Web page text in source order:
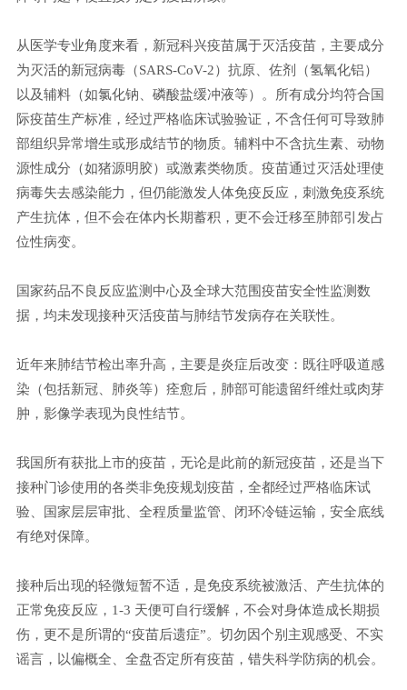
从医学专业角度来看，新冠科兴疫苗属于灭活疫苗，主要成分
为灭活的新冠病毒（SARS-CoV-2）抗原‌、‌佐剂（氢氧化铝）‌
以及‌辅料（如氯化钠、磷酸盐缓冲液等）‌。所有成分均符合国
际疫苗生产标准，经过严格临床试验验证，不含任何可导致肺
部组织异常增生或形成结节的物质。辅料中不含抗生素、动物
源性成分（如猪源明胶）或激素类物质。疫苗通过灭活处理使
病毒失去感染能力，但仍能激发人体免疫反应，刺激免疫系统
产生抗体，但不会在体内长期蓄积，更不会迁移至肺部引发占
位性病变。
国家药品不良反应监测中心及全球大范围疫苗安全性监测数
据，均未发现接种灭活疫苗与肺结节发病存在关联性。
近年来肺结节检出率升高，主要是炎症后改变：既往呼吸道感
染（包括新冠、肺炎等）痊愈后，肺部可能遗留纤维灶或肉芽
肿，影像学表现为良性结节。
我国所有获批上市的疫苗，无论是此前的新冠疫苗，还是当下
接种门诊使用的各类非免疫规划疫苗，全都经过严格临床试
验、国家层层审批、全程质量监管、闭环冷链运输，安全底线
有绝对保障。
接种后出现的轻微短暂不适，是免疫系统被激活、产生抗体的
正常免疫反应，1-3 天便可自行缓解，不会对身体造成长期损
伤，更不是所谓的“疫苗后遗症”。切勿因个别主观感受、不实
谣言，以偏概全、全盘否定所有疫苗，错失科学防病的机会。